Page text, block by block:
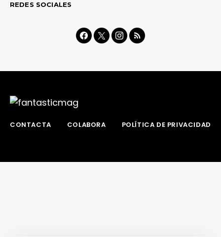
REDES SOCIALES
CONTACTA COLABORA POLÍTICA DE PRIVACIDAD